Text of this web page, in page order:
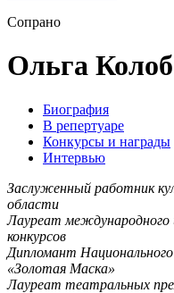
Сопрано
Ольга
Биография
В репертуаре
Конкурсы и награды
Интервью
Заслуженный работник
области
Лауреат международного
конкурсов
Дипломант
«Золотая Маска»
Лауреат театральных